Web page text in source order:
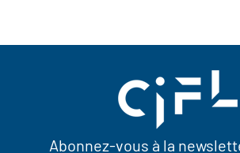
Abonnez-vous à la